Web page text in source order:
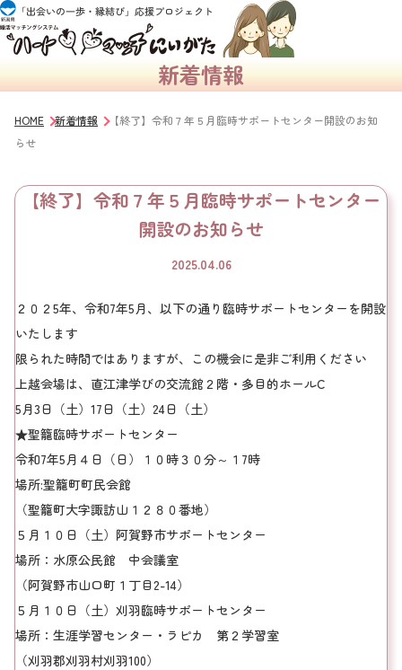
新着情報
HOME 新着情報
【終了】令和７年５月臨時サポートセンター開設のお知
らせ
【終了】令和７年５月臨時サポートセンター
開設のお知らせ
2025.04.06
２０２5年、令和7年5月、以下の通り臨時サポートセンターを開設
いたします
限られた時間ではありますが、この機会に是非ご利用ください
上越会場は、直江津学びの交流館２階・多目的ホールC
5月3日（土）17日（土）24日（土）
★聖籠臨時サポートセンター
令和7年5月４日（日）１０時３０分～１7時
場所:聖籠町町民会館
（聖籠町大字諏訪山１２８０番地）
５月１０日（土）阿賀野市サポートセンター
場所：水原公民館 中会議室
（阿賀野市山口町１丁目2-14）
５月１０日（土）刈羽臨時サポートセンター
場所：生涯学習センター・ラピカ 第２学習室
（刈羽郡刈羽村刈羽100）